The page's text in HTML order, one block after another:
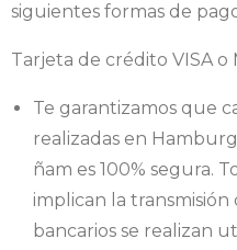
siguientes formas de
Tarjeta de crédito VISA o
Te garantizamos que
realizadas en
ñam es 100% segura.
implican la transmisión
bancarios se realizan